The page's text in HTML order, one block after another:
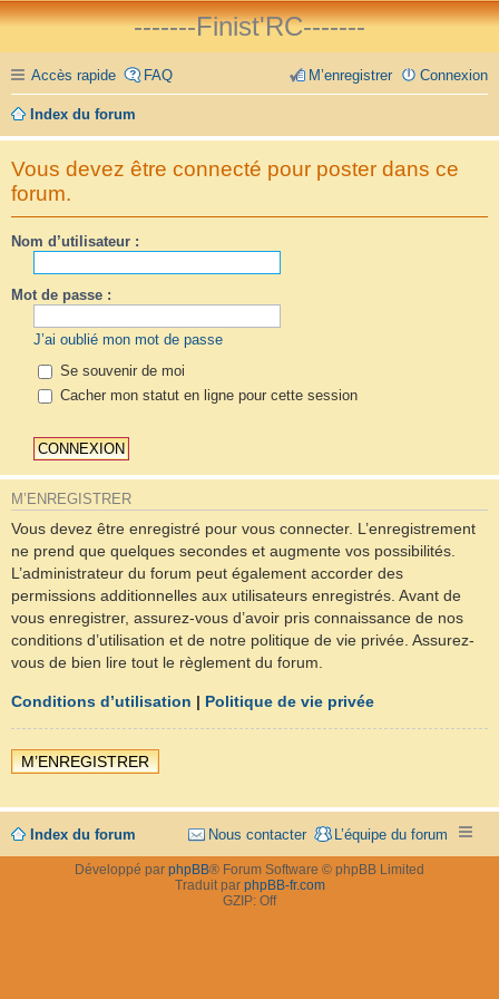
-------Finist'RC-------
Accès rapide FAQ Connexion
M’enregistrer
Index du forum
Vous devez être connecté pour poster dans ce
forum.
Nom d’utilisateur :
Mot de passe :
J’ai oublié mon mot de passe
Se souvenir de moi
Cacher mon statut en ligne pour cette session
M’ENREGISTRER
Vous devez être enregistré pour vous connecter. L’enregistrement
ne prend que quelques secondes et augmente vos possibilités.
L’administrateur du forum peut également accorder des
permissions additionnelles aux utilisateurs enregistrés. Avant de
vous enregistrer, assurez-vous d’avoir pris connaissance de nos
conditions d’utilisation et de notre politique de vie privée. Assurez-
vous de bien lire tout le règlement du forum.
Conditions d’utilisation | Politique de vie privée
M’ENREGISTRER
Index du forum L’équipe du forum
Nous contacter
Développé par phpBB® Forum Software © phpBB Limited
Traduit par phpBB-fr.com
GZIP: Off